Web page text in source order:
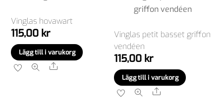
Vinglas hovawart
115,00 kr
Lägg till i varukorg
Share
Vinglas petit basset griffon
vendéen
115,00 kr
Lägg till i varukorg
Share